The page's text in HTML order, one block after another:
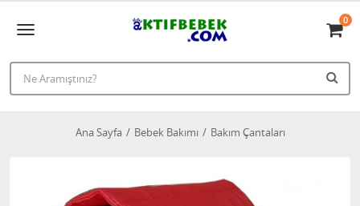
0
Ana Sayfa Bebek Bakımı Bakım Çantaları